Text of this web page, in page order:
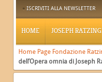
ISCRIVITI ALLA NEWSLETTER
HOME JOSEPH
Home Page Fondazione
dell’Opera omnia di Joseph